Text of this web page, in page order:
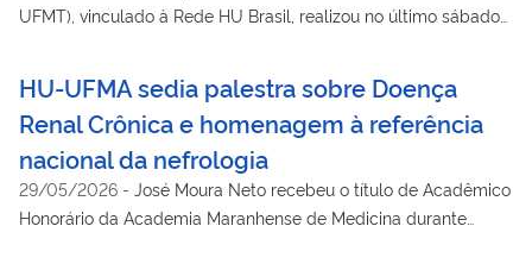
UFMT), vinculado à Rede HU Brasil, realizou no último sábado
e à redução das filas do Sistema Único de Saúde (SUS).
HU-UFMA sedia palestra sobre Doença
Renal Crônica e homenagem à referência
nacional da nefrologia
29/05/2026 - José Moura Neto recebeu o título de Acadêmico
Honorário da Academia Maranhense de Medicina durante